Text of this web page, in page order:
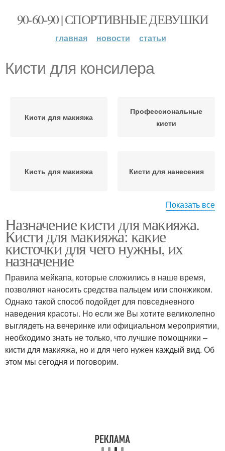
90-60-90 | СПОРТИВНЫЕ ДЕВУШКИ
главная новости статьи
Кисти для консилера
Кисти для макияжа
Профессиональные
кисти
Кисть для макияжа Кисти для нанесения
Кисти для теней Кисти для подводки
Кисти для пудры Кисти для помады
Кисти для лица
Показать все
Назначение кисти для макияжа.
Кисти для макияжа: какие
кисточки для чего нужны, их
назначение
Правила мейкапа, которые сложились в наше время,
позволяют наносить средства пальцем или спонжиком.
Однако такой способ подойдет для повседневного
наведения красоты. Но если же Вы хотите великолепно
выглядеть на вечеринке или официальном мероприятии,
необходимо знать не только, что лучшие помощники –
кисти для макияжа, но и для чего нужен каждый вид. Об
этом мы сегодня и поговорим.